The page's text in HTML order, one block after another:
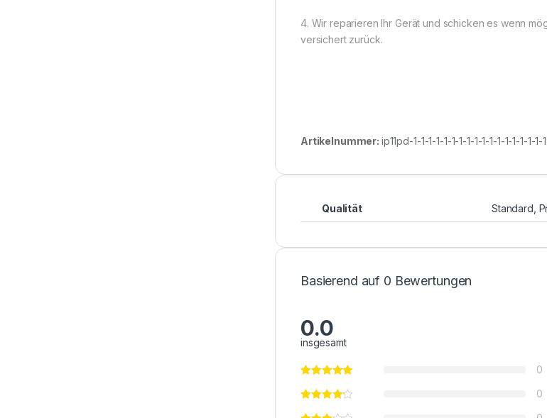
4. Wir reparieren Ihr Gerät und schicken es wenn
versichert zurück.
Artikelnummer: ip11pd-1-1-1-1-1-1-1-1-1-1-1-1-1-1-1-1-1-
Qualität Standard,
Basierend auf 0 Bewertungen
0.0
insgesamt
0
0